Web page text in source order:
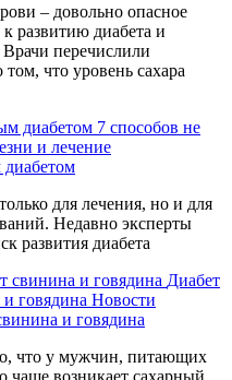
– довольно опасное
развитию диабета и
перечислили
что уровень сахара
7 способов не
и лечение
диабетом
для лечения, но и для
Недавно эксперты
развития диабета
Диабет
говядина Новости
и говядина
что у мужчин, питающих
чаще возникает сахарный